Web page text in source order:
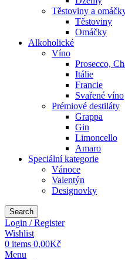
Těstoviny a
Těstoviny
Omáčky
Alkoholické
Víno
Prosecco,
Itálie
Francie
Svařené víno
Prémiové destiláty
Grappa
Gin
Limoncello
Amaro
Speciální kategorie
Vánoce
Valentýn
Designovky
Search
Login / Register
Wishlist
0 items 0,00Kč
Menu